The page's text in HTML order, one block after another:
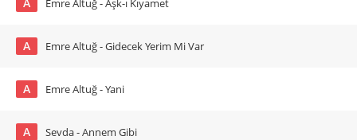
Emre Altuğ - Aşk-ı Kıyamet
A Emre Altuğ - Gidecek Yerim Mi Var
A Emre Altuğ - Yani
A Sevda - Annem Gibi